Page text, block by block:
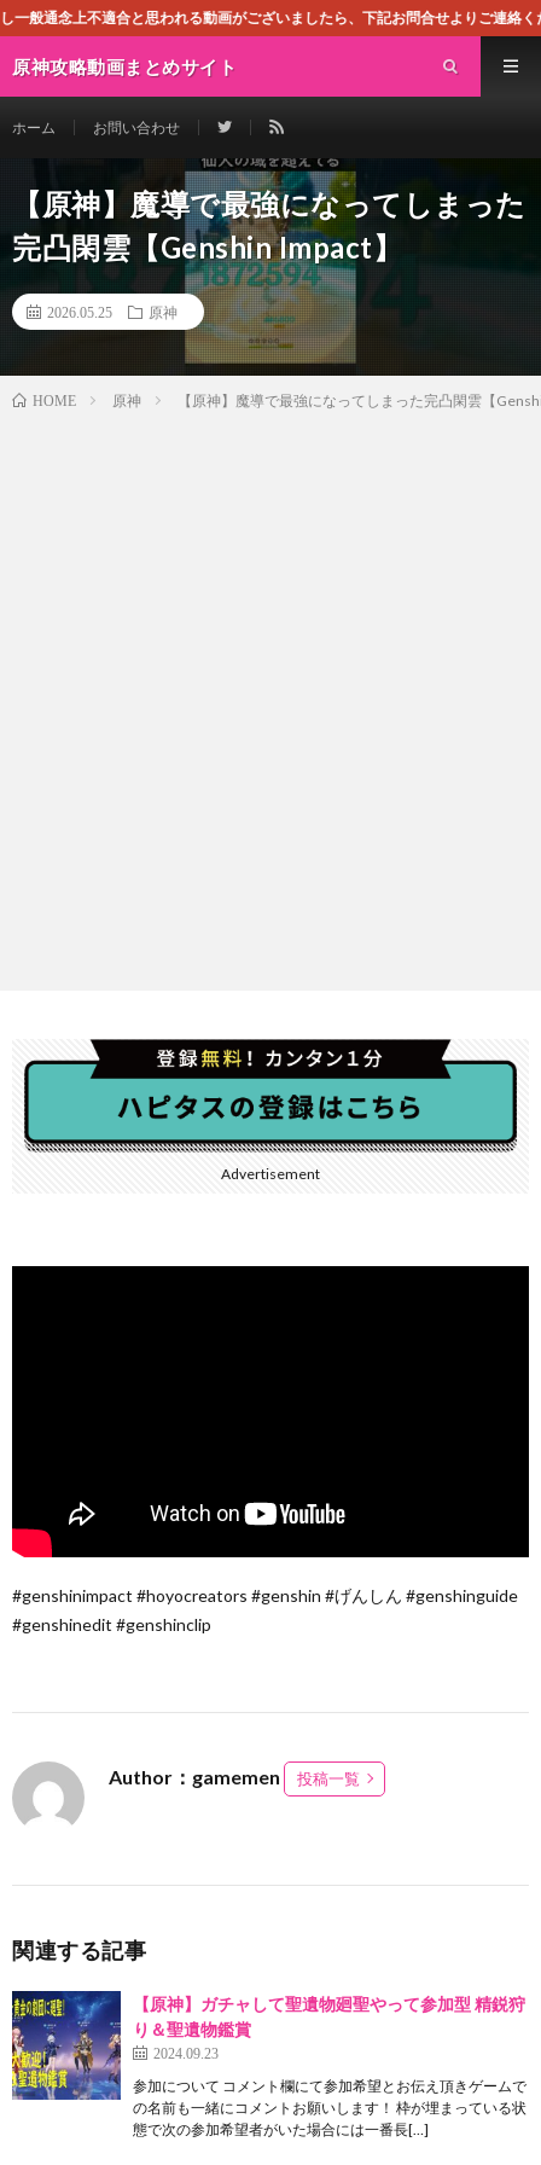
われる動画がございましたら、下記お問合せよりご連絡ください。即刻対
原神攻略動画まとめサイト
ホーム お問い合わせ
【原神】魔導で最強になってしまった
完凸閑雲【Genshin Impact】
2026.05.25 原神
HOME 原神 【原神】魔導で最強になってしまった完凸閑雲【
Advertisement
#genshinimpact #hoyocreators #genshin #げんしん #genshinguide
#genshinedit #genshinclip
Author：gamemen 投稿一覧
関連する記事
【原神】ガチャして聖遺物廻聖やって参加型 精鋭狩
り＆聖遺物鑑賞
2024.09.23
参加について コメント欄にて参加希望とお伝え頂きゲームで
の名前も一緒にコメントお願いします！ 枠が埋まっている状
態で次の参加希望者がいた場合には一番長[…]